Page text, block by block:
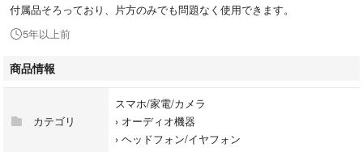
付属品そろっており、片方のみでも問題なく使用できます。
5年以上前
商品情報
カテゴリ
スマホ/家電/カメラ
› オーディオ機器
› ヘッドフォン/イヤフォン